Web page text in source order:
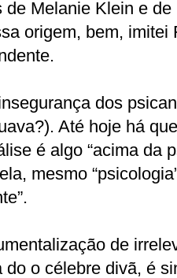
de Melanie Klein e
origem, bem, imitei
dos
Até hoje há
é algo “acima da
mesmo
de
do o célebre divã, é